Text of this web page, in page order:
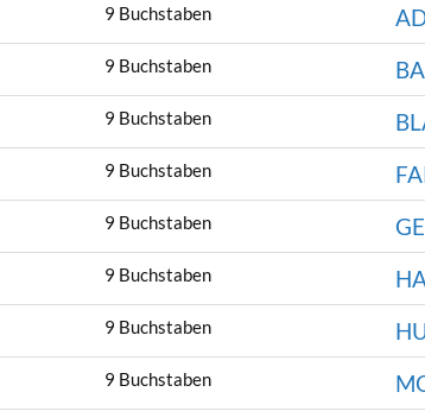
9 Buchstaben
9 Buchstaben
9 Buchstaben
9 Buchstaben
9 Buchstaben
9 Buchstaben
9 Buchstaben
9 Buchstaben